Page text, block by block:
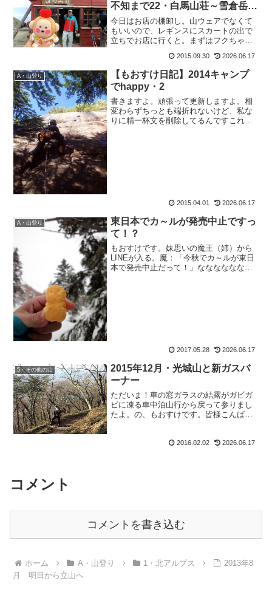
不知まで22・白馬山荘～雪倉岳＆
アンタークティカバーサロフトジ
ャケット
今日はお店の棚卸し。山ウェアでなくて
もいいので、レギンスにスカートの出で
立ちでお店に行くと。まずはフクちゃ
ね。」も：「みたい、じゃなくて女子で
すよ！皆さん忘れがちですが。」そした
らワニさん、ワ：「なんだ、...
2015.09.30 2026.06.17
A・山登り
【もおすけ日記】2014キャンプ
でhappy・2
書きますよ。頑張って更新しますよ。相
変わらずちっとも端折れないけど、私な
りに精一杯文を削除してるんですこれで
2015.04.01 2026.06.17
A・山登り
東日本でカ～ルが発売中止ですっ
て！？
もおすけです。妹思いの魔王（姉）から
LINEが入る。魔：「今秋でカ～ルが東日
本で発売中止だって！」ななななななん
2017.05.28 2026.06.17
5・その他の山
2015年12月・光城山と新ガスバ
ーナー
ただいま！車の窓ガラスの結露がガビガ
ビに凍る車中泊山行から戻って参りまし
たよ。の、もおすけです。皆様こんばん
いきます。娘のような後輩・みゆきんぐ
2016.02.02 2026.06.17
コメント
コメントを書き込む
ホーム A・山登り 1・北アルプス
2013年8
月 明日から立山へ